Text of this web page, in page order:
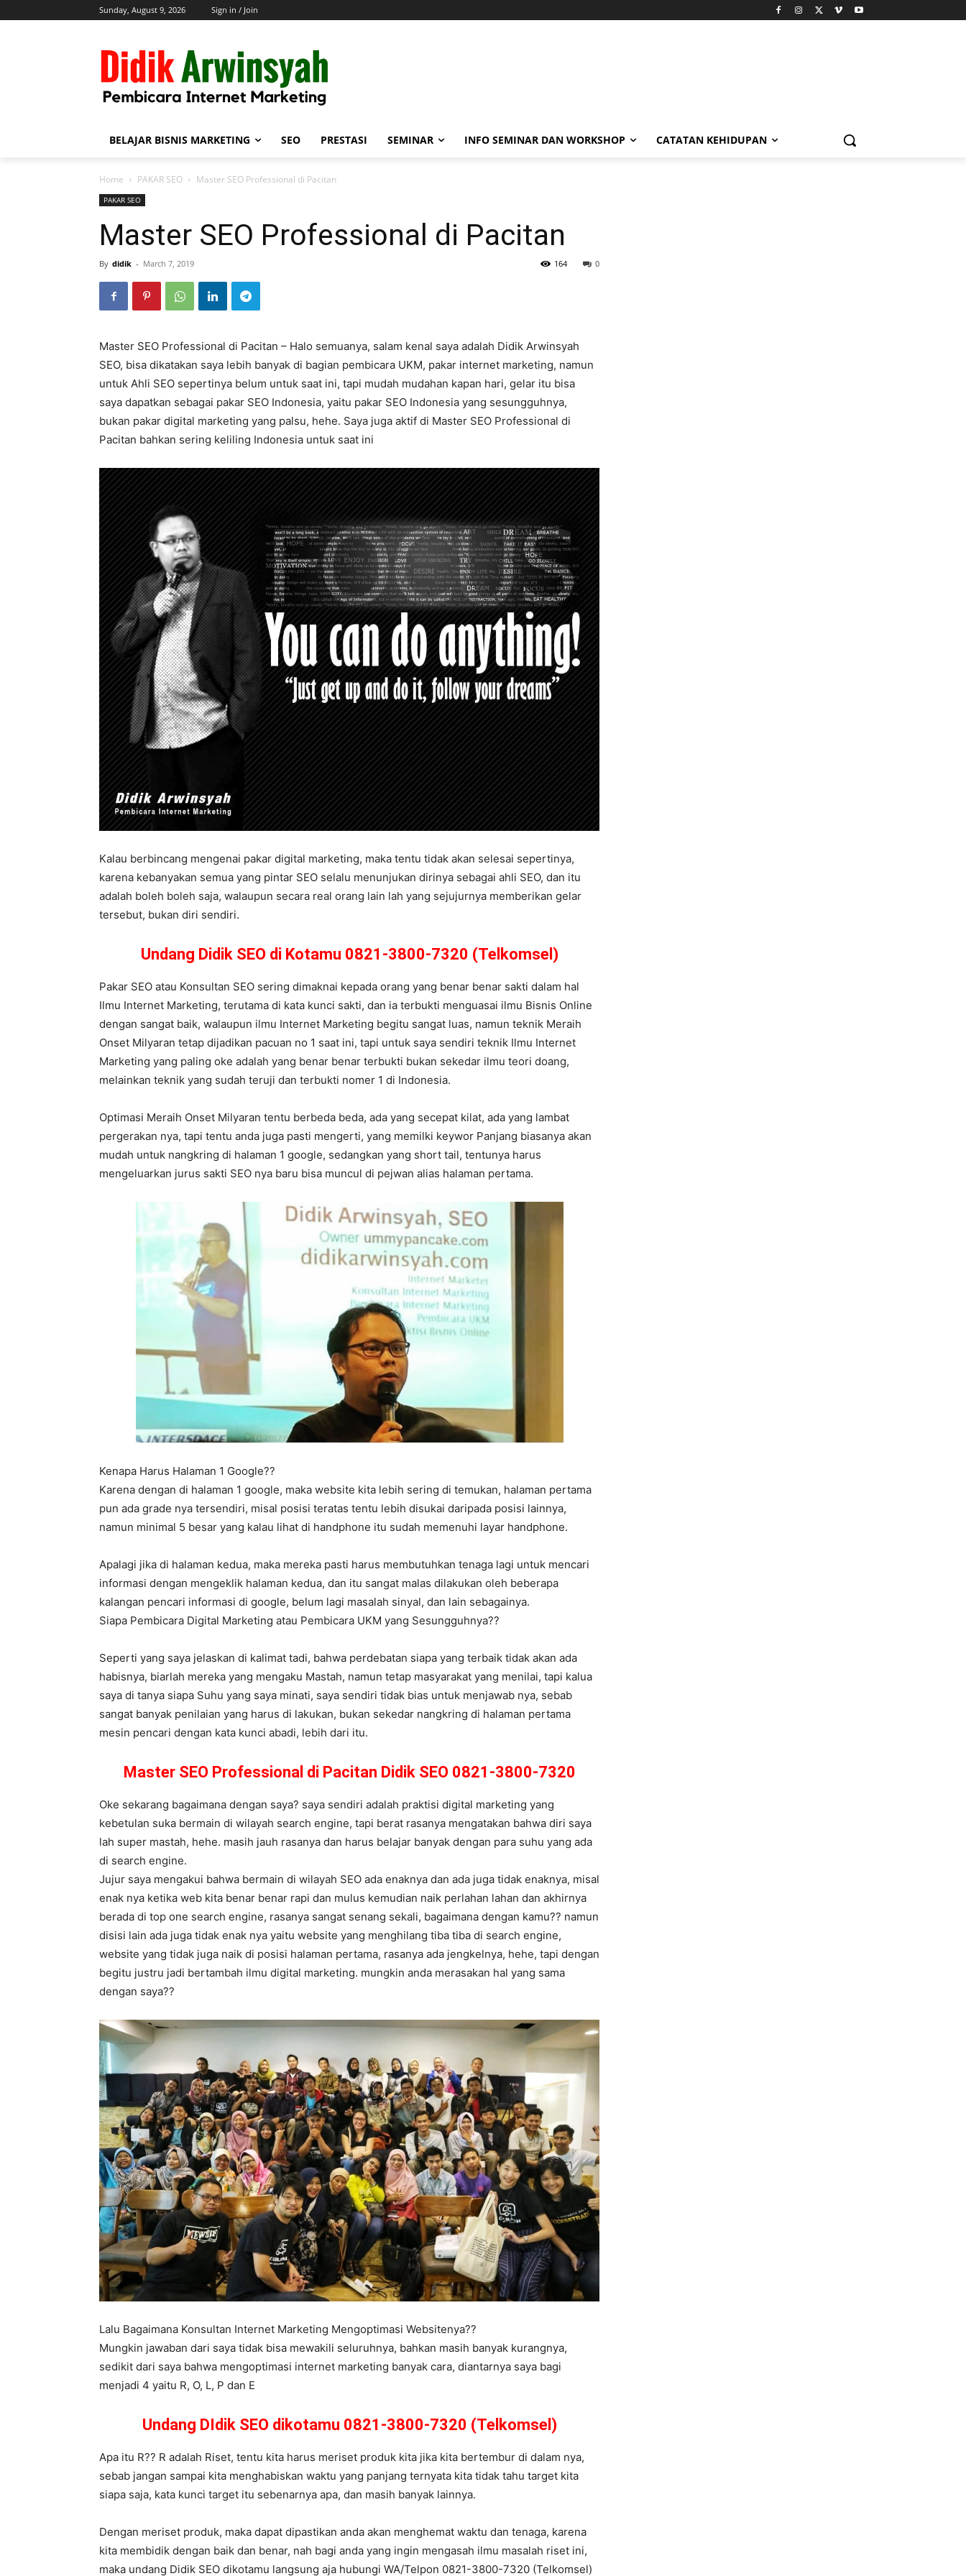
Sunday, August 9, 2026 Sign in / Join
BELAJAR BISNIS MARKETING SEO PRESTASI SEMINAR INFO SEMINAR DAN WORKSHOP CATATAN KEHIDUPAN
Home PAKAR SEO Master SEO Professional di Pacitan
PAKAR SEO
Master SEO Professional di Pacitan
By didik - March 7, 2019 0
164
Master SEO Professional di Pacitan – Halo semuanya, salam kenal saya adalah Didik Arwinsyah
SEO, bisa dikatakan saya lebih banyak di bagian pembicara UKM, pakar internet marketing, namun
untuk Ahli SEO sepertinya belum untuk saat ini, tapi mudah mudahan kapan hari, gelar itu bisa
saya dapatkan sebagai pakar SEO Indonesia, yaitu pakar SEO Indonesia yang sesungguhnya,
bukan pakar digital marketing yang palsu, hehe. Saya juga aktif di Master SEO Professional di
Pacitan bahkan sering keliling Indonesia untuk saat ini
Kalau berbincang mengenai pakar digital marketing, maka tentu tidak akan selesai sepertinya,
karena kebanyakan semua yang pintar SEO selalu menunjukan dirinya sebagai ahli SEO, dan itu
adalah boleh boleh saja, walaupun secara real orang lain lah yang sejujurnya memberikan gelar
tersebut, bukan diri sendiri.
Undang Didik SEO di Kotamu 0821-3800-7320 (Telkomsel)
Pakar SEO atau Konsultan SEO sering dimaknai kepada orang yang benar benar sakti dalam hal
Ilmu Internet Marketing, terutama di kata kunci sakti, dan ia terbukti menguasai ilmu Bisnis Online
dengan sangat baik, walaupun ilmu Internet Marketing begitu sangat luas, namun teknik Meraih
Onset Milyaran tetap dijadikan pacuan no 1 saat ini, tapi untuk saya sendiri teknik Ilmu Internet
Marketing yang paling oke adalah yang benar benar terbukti bukan sekedar ilmu teori doang,
melainkan teknik yang sudah teruji dan terbukti nomer 1 di Indonesia.
Optimasi Meraih Onset Milyaran tentu berbeda beda, ada yang secepat kilat, ada yang lambat
pergerakan nya, tapi tentu anda juga pasti mengerti, yang memilki keywor Panjang biasanya akan
mudah untuk nangkring di halaman 1 google, sedangkan yang short tail, tentunya harus
mengeluarkan jurus sakti SEO nya baru bisa muncul di pejwan alias halaman pertama.
Kenapa Harus Halaman 1 Google??
Karena dengan di halaman 1 google, maka website kita lebih sering di temukan, halaman pertama
pun ada grade nya tersendiri, misal posisi teratas tentu lebih disukai daripada posisi lainnya,
namun minimal 5 besar yang kalau lihat di handphone itu sudah memenuhi layar handphone.
Apalagi jika di halaman kedua, maka mereka pasti harus membutuhkan tenaga lagi untuk mencari
informasi dengan mengeklik halaman kedua, dan itu sangat malas dilakukan oleh beberapa
kalangan pencari informasi di google, belum lagi masalah sinyal, dan lain sebagainya.
Siapa Pembicara Digital Marketing atau Pembicara UKM yang Sesungguhnya??
Seperti yang saya jelaskan di kalimat tadi, bahwa perdebatan siapa yang terbaik tidak akan ada
habisnya, biarlah mereka yang mengaku Mastah, namun tetap masyarakat yang menilai, tapi kalua
saya di tanya siapa Suhu yang saya minati, saya sendiri tidak bias untuk menjawab nya, sebab
sangat banyak penilaian yang harus di lakukan, bukan sekedar nangkring di halaman pertama
mesin pencari dengan kata kunci abadi, lebih dari itu.
Master SEO Professional di Pacitan Didik SEO 0821-3800-7320
Oke sekarang bagaimana dengan saya? saya sendiri adalah praktisi digital marketing yang
kebetulan suka bermain di wilayah search engine, tapi berat rasanya mengatakan bahwa diri saya
lah super mastah, hehe. masih jauh rasanya dan harus belajar banyak dengan para suhu yang ada
di search engine.
Jujur saya mengakui bahwa bermain di wilayah SEO ada enaknya dan ada juga tidak enaknya, misal
enak nya ketika web kita benar benar rapi dan mulus kemudian naik perlahan lahan dan akhirnya
berada di top one search engine, rasanya sangat senang sekali, bagaimana dengan kamu?? namun
disisi lain ada juga tidak enak nya yaitu website yang menghilang tiba tiba di search engine,
website yang tidak juga naik di posisi halaman pertama, rasanya ada jengkelnya, hehe, tapi dengan
begitu justru jadi bertambah ilmu digital marketing. mungkin anda merasakan hal yang sama
dengan saya??
Lalu Bagaimana Konsultan Internet Marketing Mengoptimasi Websitenya??
Mungkin jawaban dari saya tidak bisa mewakili seluruhnya, bahkan masih banyak kurangnya,
sedikit dari saya bahwa mengoptimasi internet marketing banyak cara, diantarnya saya bagi
menjadi 4 yaitu R, O, L, P dan E
Undang DIdik SEO dikotamu 0821-3800-7320 (Telkomsel)
Apa itu R?? R adalah Riset, tentu kita harus meriset produk kita jika kita bertembur di dalam nya,
sebab jangan sampai kita menghabiskan waktu yang panjang ternyata kita tidak tahu target kita
siapa saja, kata kunci target itu sebenarnya apa, dan masih banyak lainnya.
Dengan meriset produk, maka dapat dipastikan anda akan menghemat waktu dan tenaga, karena
kita membidik dengan baik dan benar, nah bagi anda yang ingin mengasah ilmu masalah riset ini,
maka undang Didik SEO dikotamu langsung aja hubungi WA/Telpon 0821-3800-7320 (Telkomsel)